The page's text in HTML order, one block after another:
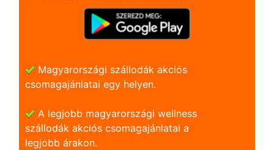
Magyarországi szállodák akciós
csomagajánlatai egy helyen.
A legjobb magyarországi wellness
szállodák akciós csomagajánlatai a
legjobb árakon.